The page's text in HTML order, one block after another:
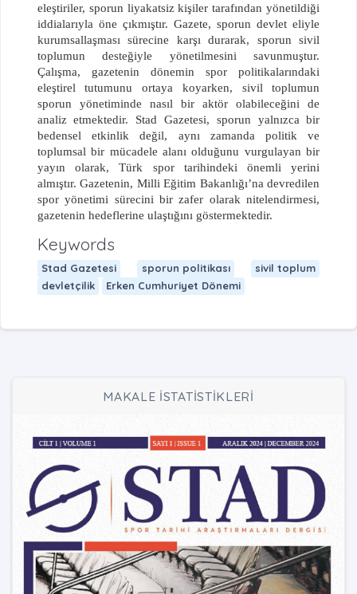
eleştiriler, sporun liyakatsiz kişiler tarafından yönetildiği
iddialarıyla öne çıkmıştır. Gazete, sporun devlet eliyle
kurumsallaşması sürecine karşı durarak, sporun sivil
toplumun desteğiyle yönetilmesini savunmuştur.
Çalışma, gazetenin dönemin spor politikalarındaki
eleştirel tutumunu ortaya koyarken, sivil toplumun
sporun yönetiminde nasıl bir aktör olabileceğini de
analiz etmektedir. Stad Gazetesi, sporun yalnızca bir
bedensel etkinlik değil, aynı zamanda politik ve
toplumsal bir mücadele alanı olduğunu vurgulayan bir
yayın olarak, Türk spor tarihindeki önemli yerini
almıştır. Gazetenin, Milli Eğitim Bakanlığı’na devredilen
spor yönetimi sürecini bir zafer olarak nitelendirmesi,
gazetenin hedeflerine ulaştığını göstermektedir.
Keywords
Stad Gazetesi sporun politikası
sivil toplum
devletçilik
Erken Cumhuriyet Dönemi
MAKALE İSTATİSTİKLERİ